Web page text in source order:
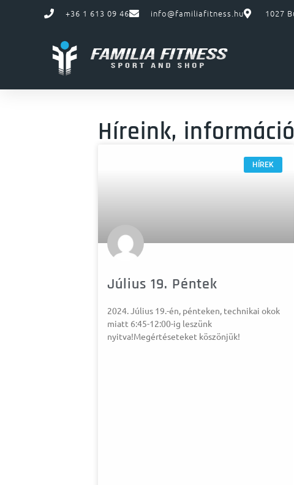
+36 1 613 09 46 info@familiafitness.hu 1027
Híreink,
HÍREK
Július 19. Péntek
2024. Július 19.-én, pénteken, technikai okok
miatt 6:45-12:00-ig leszünk
nyitva!Megértéseteket köszönjük!